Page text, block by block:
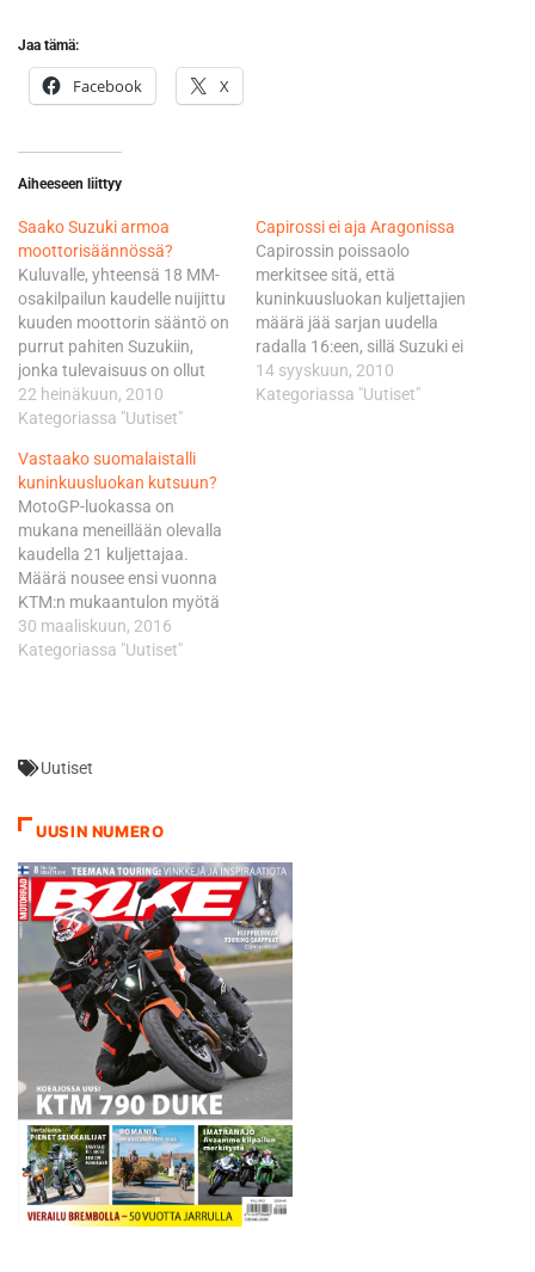
Jaa tämä:
Facebook X
Aiheeseen liittyy
Saako Suzuki armoa
moottorisäännössä?
Kuluvalle, yhteensä 18 MM-
osakilpailun kaudelle nuijittu
kuuden moottorin sääntö on
purrut pahiten Suzukiin,
jonka tulevaisuus on ollut
muutenkin vaakalaudalla
parrasvaloissa. Suzukin
Loris Capirossin ja Alvaro
Bautistan moottorit alkavat
olla finaalissa jo kauden
puoliväliin tultaessa.
Bautistalla on käytössään jo
viides moottori, johon GP-
jermu Capirossinkin on
turvauduttava lähiaikoina.
Asiaa…
22 heinäkuun, 2010
Kategoriassa "Uutiset"
Capirossi ei aja Aragonissa
Capirossin poissaolo
merkitsee sitä, että
kuninkuusluokan kuljettajien
määrä jää sarjan uudella
radalla 16:een, sillä Suzuki ei
hanki kokeneelle italialaiselle
korvaajaa kauden 13.
14 syyskuun, 2010
Kategoriassa "Uutiset"
Vastaako suomalaistalli
kuninkuusluokan kutsuun?
MotoGP-luokassa on
mukana meneillään olevalla
kaudella 21 kuljettajaa.
Määrä nousee ensi vuonna
KTM:n mukaantulon myötä
23:een, joten yksi paikka on
siis edelleen avoin. Dorna,
hakuun. Hakuaika
Ajo Motorsportia
menestyksekkäästi
päälliköivä Ajo on myöntänyt
useaan…
30 maaliskuun, 2016
Kategoriassa "Uutiset"
Uutiset
UUSIN NUMERO